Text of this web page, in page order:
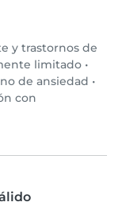
y trastornos de
limitado •
de ansiedad •
con